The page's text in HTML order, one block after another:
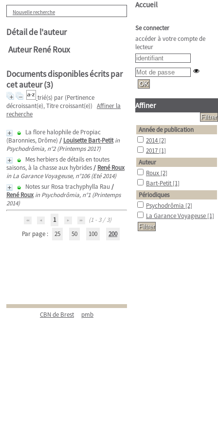
Nouvelle recherche
Détail de l'auteur
Auteur René Roux
Documents disponibles écrits par
cet auteur (3)
trié(s) par (Pertinence
décroissant(e), Titre croissant(e)) Affiner la
recherche
La flore halophile de Propiac
(Baronnies, Drôme) / Louisette Bart-Petit in
Psychodrômia, n°2 (Printemps 2017)
Mes herbiers de détails en toutes
saisons, à la chasse aux hybrides/ René Roux
in La Garance Voyageuse, n°106 (Eté 2014)
Notes sur Rosa trachyphylla Rau /
René Roux in Psychodrômia, n°1 (Printemps
2014)
1
(1 - 3 / 3)
Par page :
25 50 100 200
CBN de Brest pmb
Accueil
Se connecter
accéder à votre compte de
lecteur
Affiner
Année de publication
2014 [2]
2017 [1]
Auteur
Roux [2]
Bart-Petit [1]
Périodiques
Psychodrômia [2]
La Garance Voyageuse [1]